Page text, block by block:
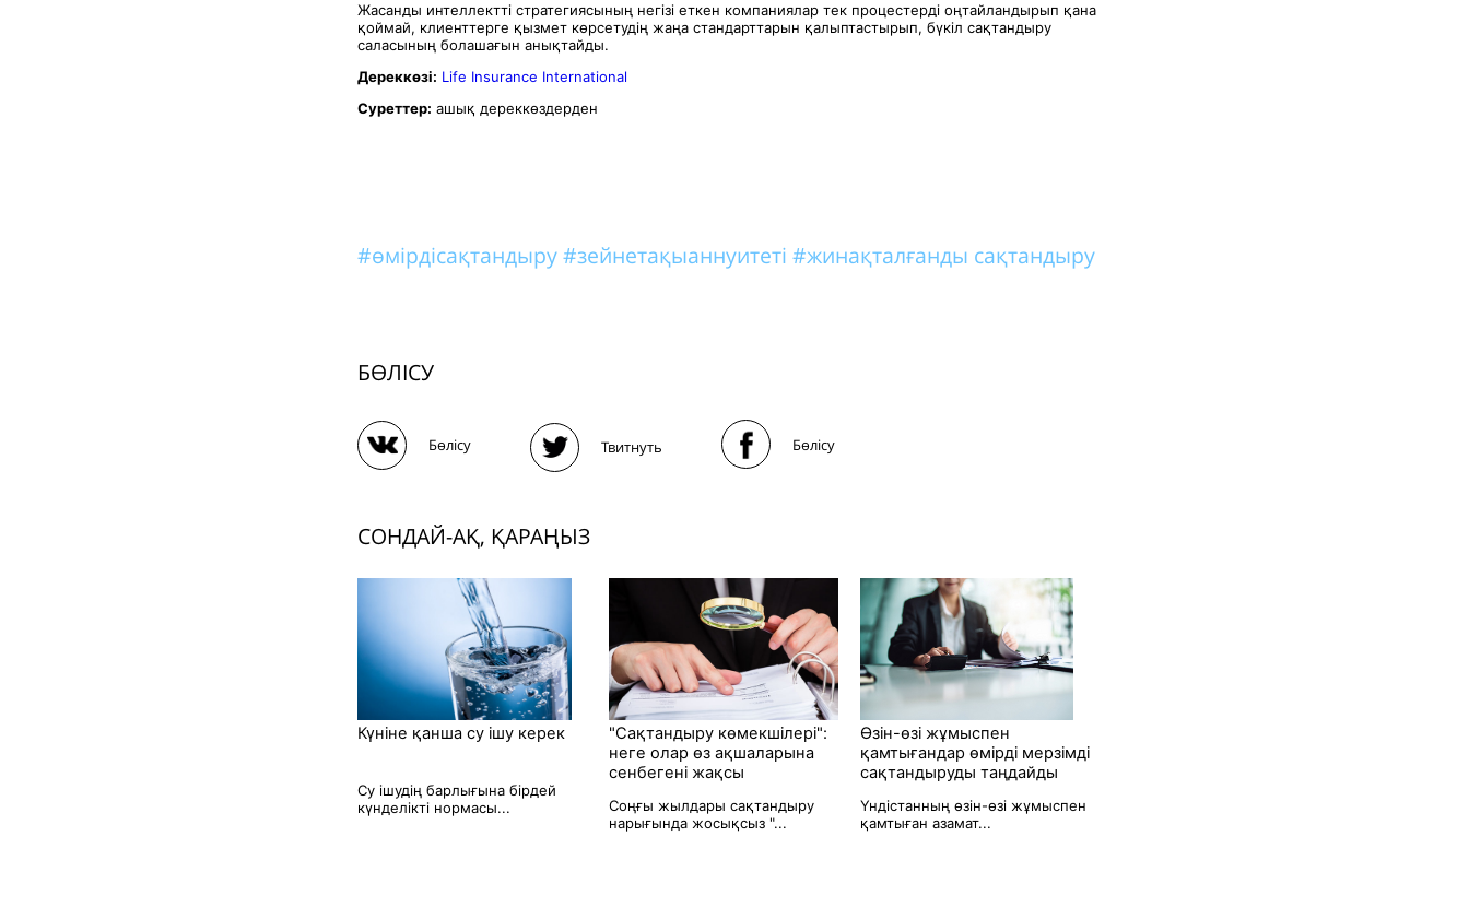
Жасанды интеллектті стратегиясының негізі еткен компаниялар тек процестерді оңтайландырып қана
қоймай, клиенттерге қызмет көрсетудің жаңа стандарттарын қалыптастырып, бүкіл сақтандыру
саласының болашағын анықтайды.
Дереккөзі: Life Insurance International
Суреттер: ашық дереккөздерден
#өмірдісақтандыру#зейнетақыаннуитеті #жинақталғанды сақтандыру
БӨЛІСУ
Бөлісу Твитнуть Бөлісу
СОНДАЙ-АҚ, ҚАРАҢЫЗ
Күніне қанша су ішу керек
Су ішудің барлығына бірдей
күнделікті нормасы...
"Сақтандыру көмекшілері":
неге олар өз ақшаларына
сенбегені жақсы
Соңғы жылдары сақтандыру
нарығында жосықсыз "...
Өзін-өзі жұмыспен
қамтығандар өмірді мерзімді
сақтандыруды таңдайды
Үндістанның өзін-өзі жұмыспен
қамтыған азамат...